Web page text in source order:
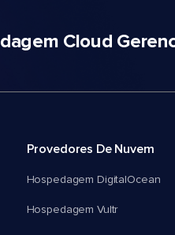
Cloud
Provedores De Nuvem
Hospedagem DigitalOcean
Hospedagem Vultr